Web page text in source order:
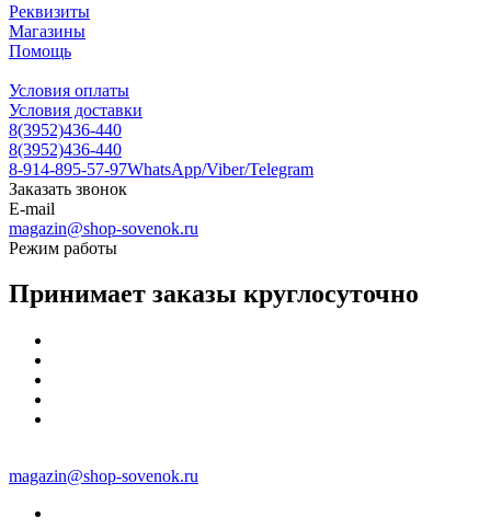
Реквизиты
Магазины
Помощь
Условия оплаты
Условия доставки
8(3952)436-440
8(3952)436-440
8-914-895-57-97WhatsApp/Viber/Telegram
Заказать звонок
E-mail
magazin@shop-sovenok.ru
Режим работы
Принимает заказы круглосуточно
magazin@shop-sovenok.ru